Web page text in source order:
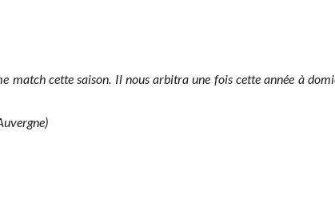
match cette saison. Il nous arbitra une fois cette année à